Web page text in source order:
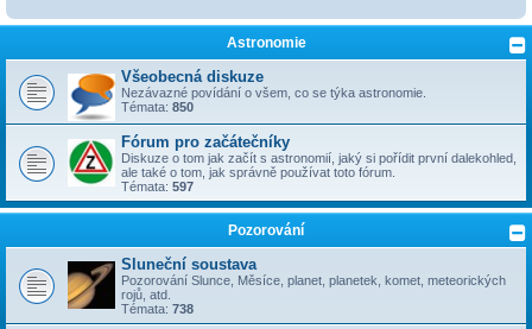
Astronomie
Všeobecná diskuze
Nezávazné povídání o všem, co se týka astronomie.
Témata: 850
Fórum pro začátečníky
Diskuze o tom jak začít s astronomií, jaký si pořídit první dalekohled,
ale také o tom, jak správně používat toto fórum.
Témata: 597
Pozorování
Sluneční soustava
Pozorování Slunce, Měsíce, planet, planetek, komet, meteorických
rojů, atd.
Témata: 738